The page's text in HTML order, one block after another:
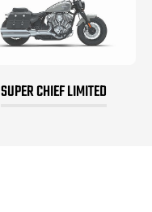
SUPER CHIEF LIMITED